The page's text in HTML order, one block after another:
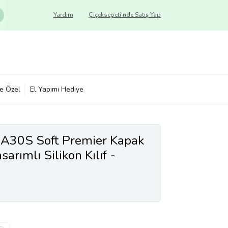
Çiçeksepeti'nde Satış Yap
Yardım
Özel El Yapımı Hediye
Soft Premier Kapak
Silikon Kılıf -